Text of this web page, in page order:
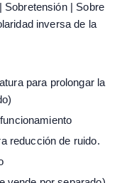
Sobretensión | Sobre
inversa de la
para prolongar la
reducción de ruido.